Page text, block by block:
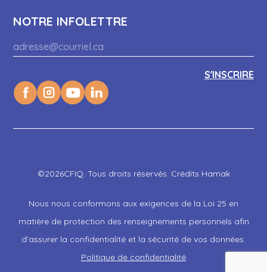
NOTRE INFOLETTRE
©2026CFIQ. Tous droits réservés. Crédits Hamak
Nous nous conformons aux exigences de la Loi 25 en
matière de protection des renseignements personnels afin
d’assurer la confidentialité et la sécurité de vos données.
Politique de confidentialité